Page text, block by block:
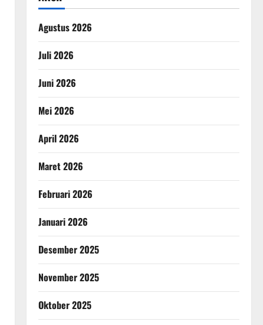
Agustus 2026
Juli 2026
Juni 2026
Mei 2026
April 2026
Maret 2026
Februari 2026
Januari 2026
Desember 2025
November 2025
Oktober 2025